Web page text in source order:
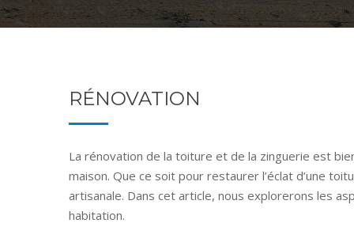
RÉNOVATION
La rénovation de la toiture et de la zinguerie est
maison. Que ce soit pour restaurer l’éclat d’une
artisanale. Dans cet article, nous explorerons les
habitation.